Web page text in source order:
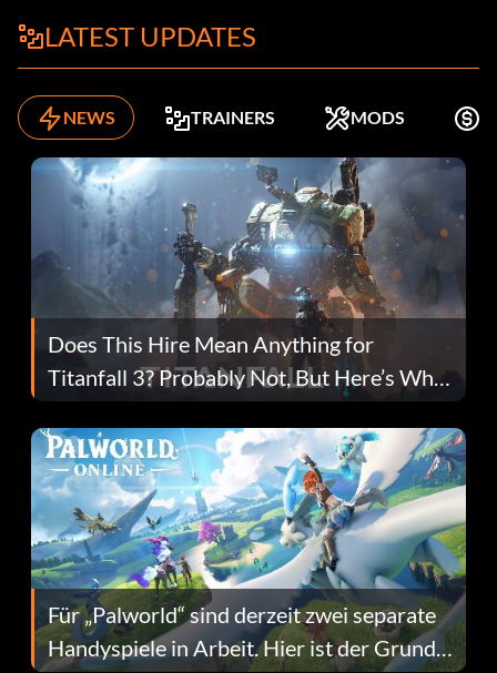
LATEST UPDATES
NEWS TRAINERS MODS
Does This Hire Mean Anything for
Titanfall 3? Probably Not, But Here’s Why
Fans Are Hopeful
Für „Palworld“ sind derzeit zwei separate
Handyspiele in Arbeit. Hier ist der Grund